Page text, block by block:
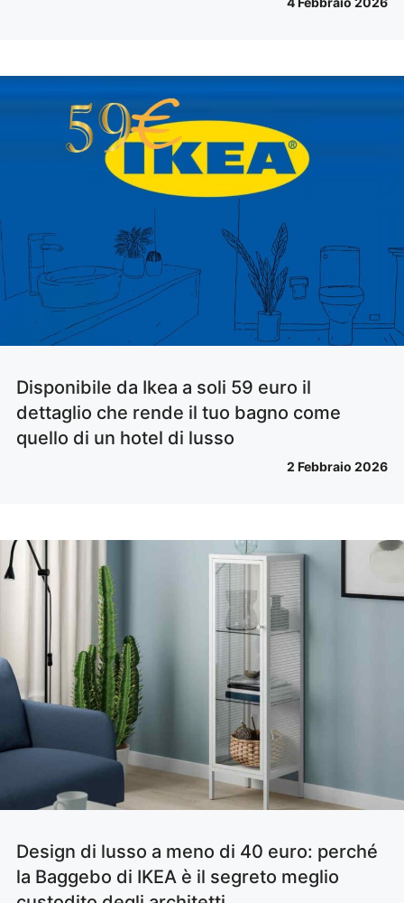
Disponibile da Ikea a soli 59 euro il
dettaglio che rende il tuo bagno come
quello di un hotel di lusso
2 Febbraio 2026
Design di lusso a meno di 40 euro: perché
la Baggebo di IKEA è il segreto meglio